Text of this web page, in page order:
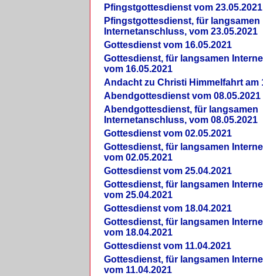
Pfingstgottesdienst vom 23.05.2021
Pfingstgottesdienst, für langsamen
Internetanschluss, vom 23.05.2021
Gottesdienst vom 16.05.2021
Gottesdienst, für langsamen
vom 16.05.2021
Andacht zu Christi Himmelfahrt am
Abendgottesdienst vom 08.05.2021
Abendgottesdienst, für langsamen
Internetanschluss, vom 08.05.2021
Gottesdienst vom 02.05.2021
Gottesdienst, für langsamen
vom 02.05.2021
Gottesdienst vom 25.04.2021
Gottesdienst, für langsamen
vom 25.04.2021
Gottesdienst vom 18.04.2021
Gottesdienst, für langsamen
vom 18.04.2021
Gottesdienst vom 11.04.2021
Gottesdienst, für langsamen
vom 11.04.2021